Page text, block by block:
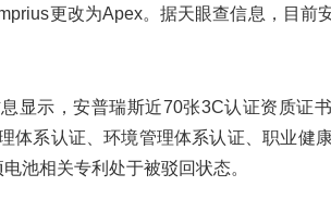
更改为Apex。据天眼查信息，目前
显示，安普瑞斯近70张3C认证资质证
体系认证、环境管理体系认证、职业健
池相关专利处于被驳回状态。